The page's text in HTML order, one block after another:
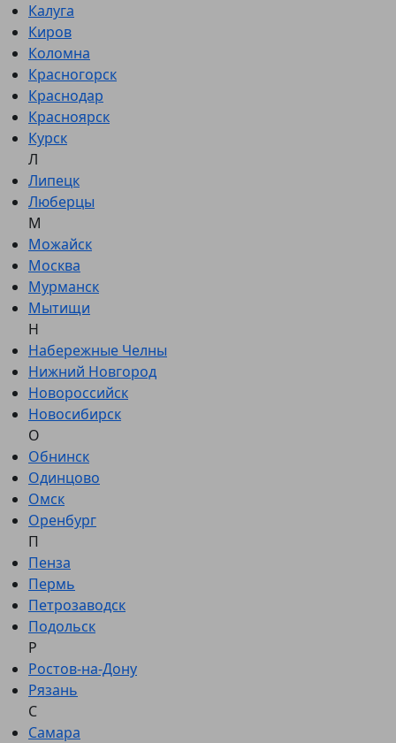
Калуга
Киров
Коломна
Красногорск
Краснодар
Красноярск
Курск
Л
Липецк
Люберцы
М
Можайск
Москва
Мурманск
Мытищи
Н
Набережные Челны
Нижний Новгород
Новороссийск
Новосибирск
О
Обнинск
Одинцово
Омск
Оренбург
П
Пенза
Пермь
Петрозаводск
Подольск
Р
Ростов-на-Дону
Рязань
С
Самара